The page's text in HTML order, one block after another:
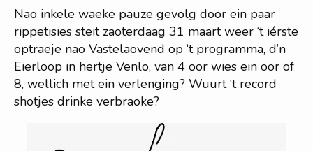
Nao inkele waeke pauze gevolg door ein paar
rippetisies steit zaoterdaag 31 maart weer ‘t iérste
optraeje nao Vastelaovend op ‘t programma, d’n
Eierloop in hertje Venlo, van 4 oor wies ein oor of
8, wellich met ein verlenging? Wuurt ‘t record
shotjes drinke verbraoke?